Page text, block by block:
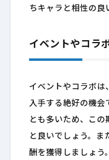
ちキャラと相性の良
イベントやコラ
イベントやコラボは
入手する絶好の機会
とも多いため、この
と良いでしょう。ま
酬を獲得しましょう。